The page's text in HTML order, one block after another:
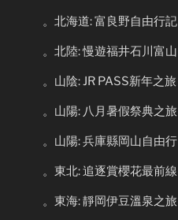
。北海道: 富良野自由行記
。北陸: 慢遊福井石川富山
。山陰: JR PASS新年之旅
。山陽: 八月暑假祭典之旅
。山陽: 兵庫縣岡山自由行
。東北: 追逐賞櫻花最前線
。東海: 靜岡伊豆溫泉之旅